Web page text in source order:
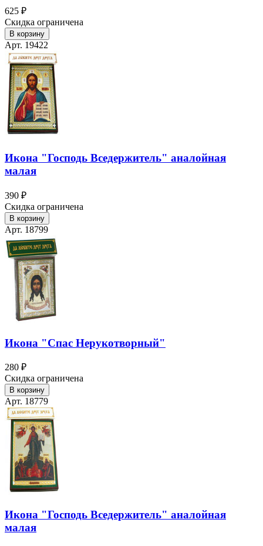
625 ₽
Скидка ограничена
В корзину
Арт. 19422
Икона "Господь Вседержитель" аналойная
малая
390 ₽
Скидка ограничена
В корзину
Арт. 18799
Икона "Спас Нерукотворный"
280 ₽
Скидка ограничена
В корзину
Арт. 18779
Икона "Господь Вседержитель" аналойная
малая